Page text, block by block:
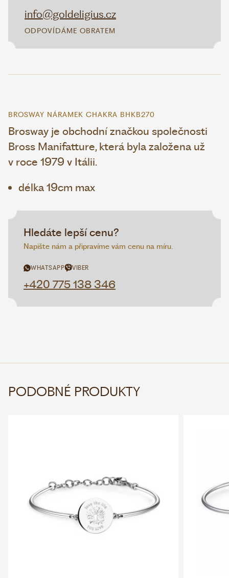
info@goldeligius.cz
ODPOVÍDÁME OBRATEM
BROSWAY NÁRAMEK CHAKRA BHKB270
Brosway je obchodní značkou společnosti
Bross Manifatture, která byla založena už
v roce 1979 v Itálii.
délka 19cm max
Hledáte lepší cenu?
Napište nám a připravíme vám cenu na míru.
WHATSAPP VIBER
+420 775 138 346
PODOBNÉ PRODUKTY